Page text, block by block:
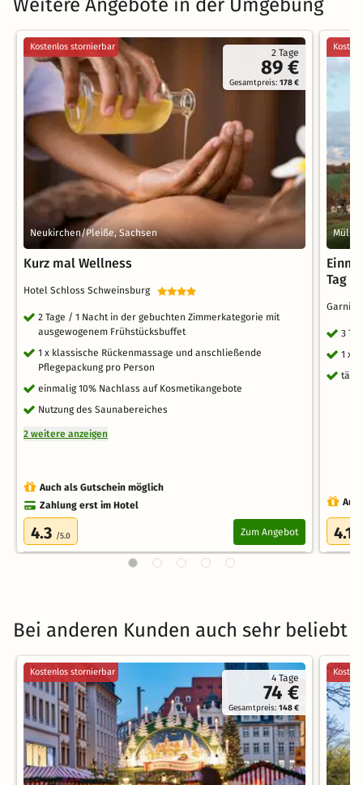
Weitere Angebote in der Umgebung
2 Tage
89 €
Gesamtpreis:178 €
Kostenlos stornierbar
Neukirchen/Pleiße, Sachsen
Kurz mal Wellness
Hotel Schloss Schweinsburg
2 Tage / 1 Nacht in der gebuchten Zimmerkategorie mit
ausgewogenem Frühstücksbuffet
1 x klassische Rückenmassage und anschließende
Pflegepackung pro Person
einmalig 10% Nachlass auf Kosmetikangebote
Nutzung des Saunabereiches
2 weitere anzeigen
Auch als Gutschein möglich
Zahlung erst im Hotel
4.3 /5.0 Zum Angebot
Tag
Garni
3
1 x
4.1
Bei anderen Kunden auch sehr beliebt
4 Tage
74 €
Gesamtpreis:148 €
Kostenlos stornierbar